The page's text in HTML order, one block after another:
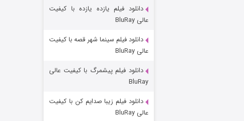
جادوگری در مغولستان
دانلود فیلم یازده یازده با کیفیت
عالی BluRay
دانلود فیلم سینما شهر قصه با کیفیت
عالی BluRay
دانلود فیلم پیشمرگ با کیفیت عالی
BluRay
دانلود فیلم زیبا صدایم کن با کیفیت
عالی BluRay